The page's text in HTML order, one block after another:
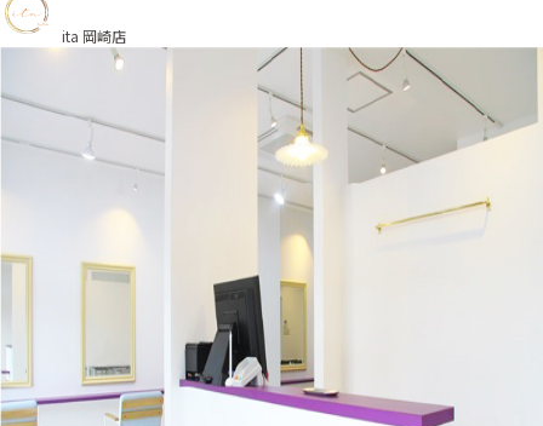
ita 岡崎店